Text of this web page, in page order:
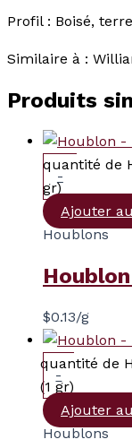
Profil : Boisé,
Similaire à :
Produits
-
quantité de
gr)
Ajouter
Houblons
$0.13/g
-
quantité de
(1 gr)
Ajouter
Houblons